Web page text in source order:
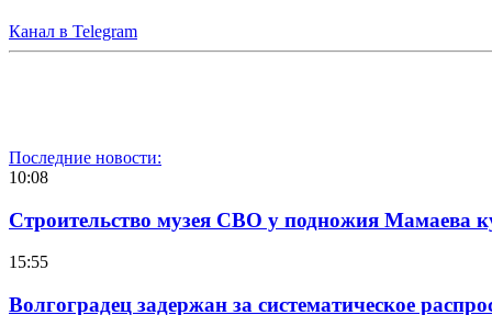
Канал в Telegram
Последние новости:
10:08
Строительство музея СВО у подножия Мамаева
15:55
Волгоградец задержан за систематическое